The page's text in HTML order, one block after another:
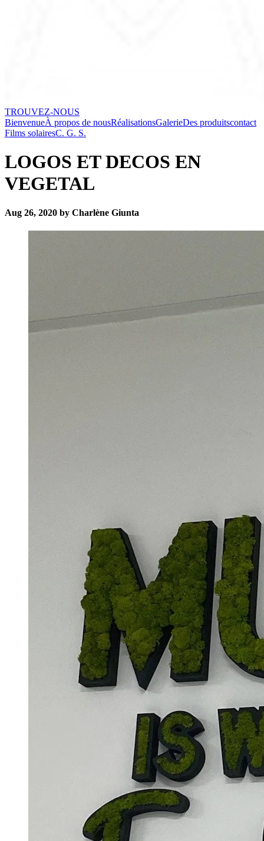
TROUVEZ-NOUS
BienvenueÀ propos de nousRéalisationsGalerieDes produitscontact
Films solairesC. G. S.
LOGOS ET DECOS EN
VEGETAL
Aug 26, 2020 by Charlène Giunta